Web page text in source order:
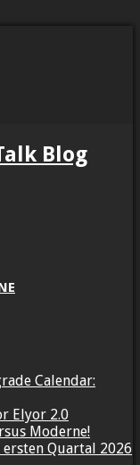
Blog
Calendar:
Elyor 2.0
Moderne!
Quartal 2026